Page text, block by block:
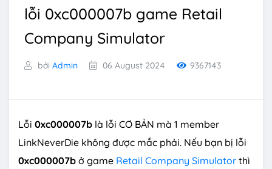
lỗi 0xc000007b game Retail
Company Simulator
bởi Admin 06 August 2024 9367143
Lỗi 0xc000007b là lỗi CƠ BẢN mà 1 member
LinkNeverDie không được mắc phải. Nếu bạn bị lỗi
0xc000007b ở game Retail Company Simulator thì